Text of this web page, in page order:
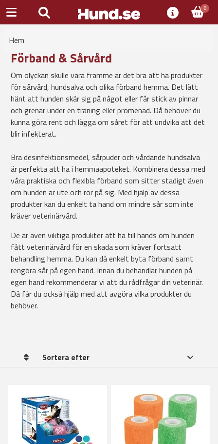
0
Hem
Förband & Sårvård
Om olyckan skulle vara framme är det bra att ha produkter
för sårvård, hundsalva och olika förband hemma. Det lätt
hänt att hunden skär sig på något eller får stick av pinnar
och grenar under en träning eller promenad. Då behöver du
kunna göra rent och lägga om såret för att undvika att det
blir infekterat.
Bra desinfektionsmedel, sårpuder och vårdande hundsalva
är perfekta att ha i hemmaapoteket. Kombinera dessa med
våra praktiska och flexibla förband som sitter stadigt även
om hunden är ute och rör på sig. Med hjälp av dessa
produkter kan du enkelt ta hand om mindre sår som inte
kräver veterinärvård.
De är även viktiga produkter att ha till hands om hunden
fått veterinärvård för en skada som kräver fortsatt
behandling hemma. Du kan då enkelt byta förband samt
rengöra sår på egen hand. Innan du behandlar hunden på
egen hand rekommenderar vi att du rådfrågar din veterinär.
Då får du också hjälp med att avgöra vilka produkter du
behöver.
Sortera efter